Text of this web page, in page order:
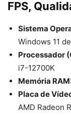
FPS,
Sistema
Windows 11
Processador
i7-12700K
Memória
Placa de
AMD Radeon